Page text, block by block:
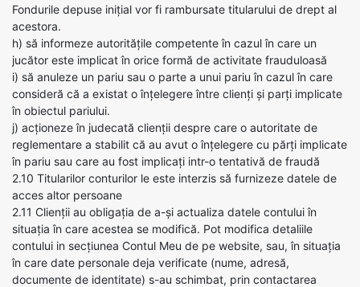
Fondurile depuse inițial vor fi rambursate titularului de drept al
acestora.
h) să informeze autoritățile competente în cazul în care un
jucător este implicat în orice formă de activitate frauduloasă
i) să anuleze un pariu sau o parte a unui pariu în cazul în care
consideră că a existat o înțelegere între clienți și parți implicate
în obiectul pariului.
j) acționeze în judecată clienții despre care o autoritate de
reglementare a stabilit că au avut o înțelegere cu părți implicate
în pariu sau care au fost implicați intr-o tentativă de fraudă
2.10 Titularilor conturilor le este interzis să furnizeze datele de
acces altor persoane
2.11 Clienții au obligația de a-și actualiza datele contului în
situația în care acestea se modifică. Pot modifica detaliile
contului in secțiunea Contul Meu de pe website, sau, în situația
în care date personale deja verificate (nume, adresă,
documente de identitate) s-au schimbat, prin contactarea